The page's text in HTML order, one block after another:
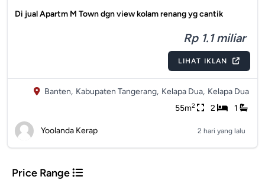
Di jual Apartm M Town dgn view kolam renang yg cantik
Rp 1.1 miliar
LIHAT IKLAN
Banten, Kabupaten Tangerang, Kelapa Dua, Kelapa Dua
55m2 2 1
Yoolanda Kerap 2 hari yang lalu
Price Range